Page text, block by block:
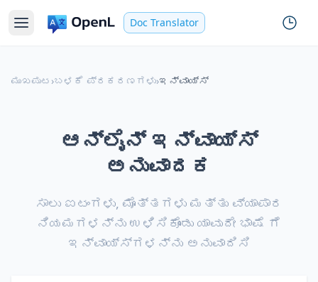
Doc Translator
ಮುಖಪುಟ ›ಬಳಕೆ ಪ್ರಕರಣಗಳು›ಇನ್ವಾಯ್ಸ್
ಆನ್‌ಲೈನ್ ಇನ್ವಾಯ್ಸ್
ಅನುವಾದಕ
ಸಾಲು ಐಟಂಗಳು, ಮೊತ್ತಗಳು ಮತ್ತು ವ್ಯಾಪಾರ
ನಿಯಮಗಳನ್ನು ಉಳಿಸಿಕೊಂಡು ಯಾವುದೇ ಭಾಷೆ ಗೆ
ಇನ್ವಾಯ್ಸ್‌ಗಳನ್ನು ಅನುವಾದಿಸಿ